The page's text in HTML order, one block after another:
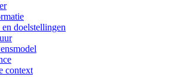
doelstellingen
context